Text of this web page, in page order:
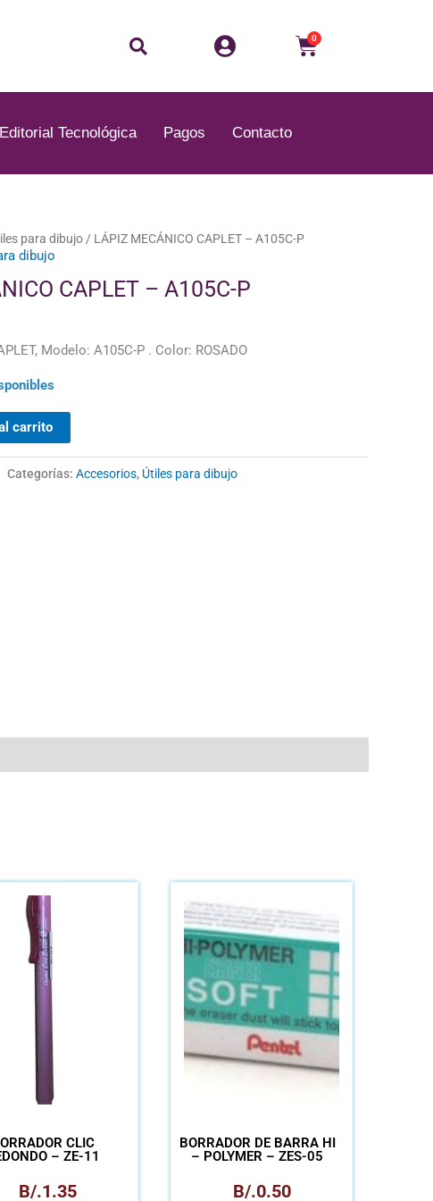
Buscar 0
Carrito
Editorial Tecnológica Pagos Contacto
para dibujo / LÁPIZ MECÁNICO CAPLET – A105C-P
dibujo
CAPLET – A105C-P
Modelo: A105C-P . Color: ROSADO
carrito
Categorías: Accesorios, Útiles para dibujo
CLIC
– ZE-11
B/.1.35
BORRADOR DE BARRA HI
– POLYMER – ZES-05
B/.0.50